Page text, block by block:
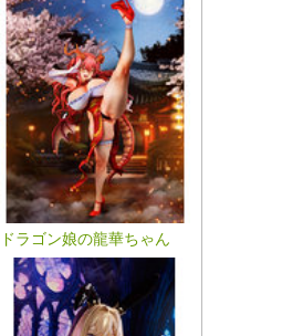
ドラゴン娘の龍華ちゃん